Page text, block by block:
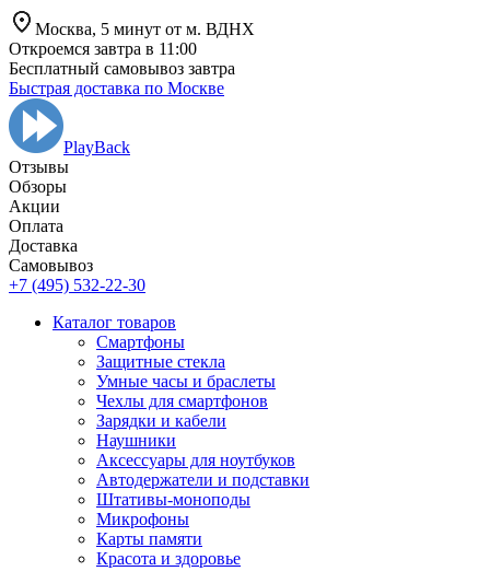
Москва, 5 минут от м. ВДНХ
Откроемся завтра в 11:00
Бесплатный самовывоз завтра
Быстрая доставка по Москве
PlayBack
Отзывы
Обзоры
Aкции
Оплата
Доставка
Самовывоз
+7 (495) 532-22-30
Каталог товаров
Смартфоны
Защитные стекла
Умные часы и браслеты
Чехлы для смартфонов
Зарядки и кабели
Наушники
Аксессуары для ноутбуков
Автодержатели и подставки
Штативы-моноподы
Микрофоны
Карты памяти
Красота и здоровье